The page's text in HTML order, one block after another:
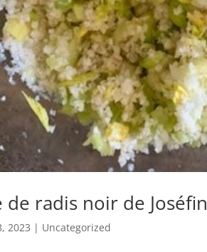
de radis noir de
2023 | Uncategorized